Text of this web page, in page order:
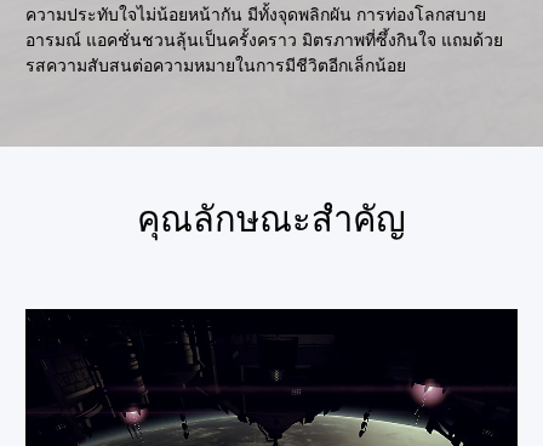
ความประทับใจไม่น้อยหน้ากัน มีทั้งจุดพลิกผัน การท่องโลกสบาย
อารมณ์ แอคชั่นชวนลุ้นเป็นครั้งคราว มิตรภาพที่ซึ้งกินใจ แถมด้วย
รสความสับสนต่อความหมายในการมีชีวิตอีกเล็กน้อย
คุณลักษณะสำคัญ